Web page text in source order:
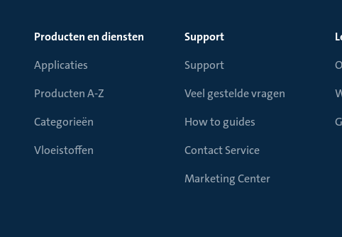
Producten en diensten
Applicaties
Producten A-Z
Categorieën
Vloeistoffen
Support
Support
Veel gestelde vragen
How to guides
Contact Service
Marketing Center